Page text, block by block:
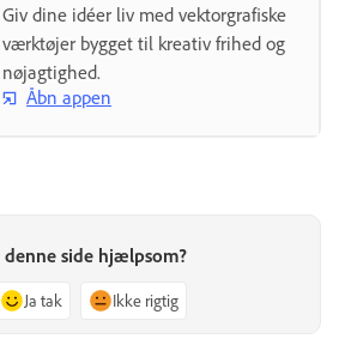
Giv dine idéer liv med vektorgrafiske
værktøjer bygget til kreativ frihed og
nøjagtighed.
Åbn appen
denne side hjælpsom?
Ja tak Ikke rigtig